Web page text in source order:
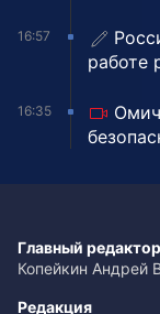
16:57
работе
16:35
Главный редактор
Копейкин Андрей
Редакция